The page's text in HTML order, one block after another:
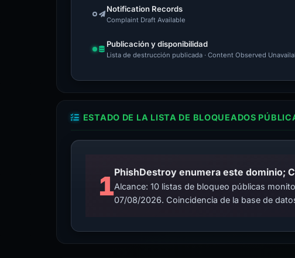
Notification Records
Complaint Draft Available
Publicación y disponibilidad
Lista de destrucción publicada · Content Observed
ESTADO DE LA LISTA DE BLOQUEADOS
1PhishDestroy enumera este dominio;
Alcance: 10 listas de bloqueo públicas
07/08/2026. Coincidencia de la base de